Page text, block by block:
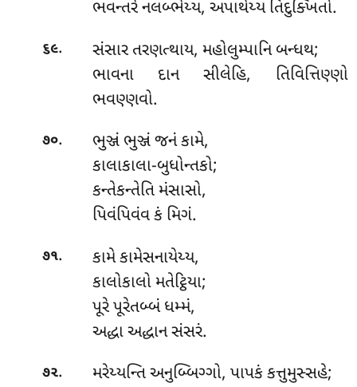
ભવન્તરે નલબ્ભેય્ય, અપાથેય્ય તિદુક્ખિતો.
૬૯.
સંસાર તરણત્થાય, મહોલુમ્પાનિ બન્ધથ;
ભાવના દાન સીલેહિ, તિવિત્તિણ્ણો
ભવણ્ણવો.
૭૦. ભુઞ્જં ભુઞ્જં જનં કામે,
કાલાકાલા-બુધોન્તકો;
કન્તેકન્તેતિ મંસાસો,
પિવંપિવંવ કં મિગં.
૭૧.
કામે કામેસનાયેય્ય,
કાલોકાલો મતેટ્ઠિયા;
પૂરે પૂરેતબ્બં ધમ્મં,
અદ્ધા અદ્ધાન સંસરં.
૭૨. મરેય્યન્તિઅનુબ્બિગ્ગો, પાપકં કત્તુમુસ્સહે;